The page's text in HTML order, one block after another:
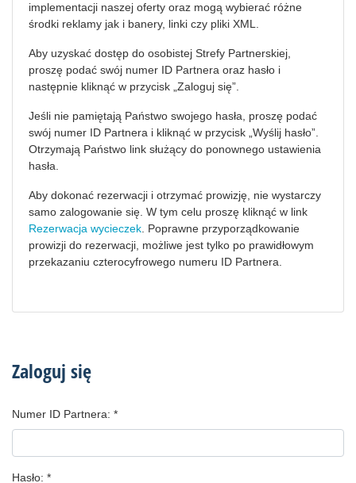
implementacji naszej oferty oraz mogą wybierać różne
środki reklamy jak i banery, linki czy pliki XML.
Aby uzyskać dostęp do osobistej Strefy Partnerskiej,
proszę podać swój numer ID Partnera oraz hasło i
następnie kliknąć w przycisk „Zaloguj się”.
Jeśli nie pamiętają Państwo swojego hasła, proszę podać
swój numer ID Partnera i kliknąć w przycisk „Wyślij hasło”.
Otrzymają Państwo link służący do ponownego ustawienia
hasła.
Aby dokonać rezerwacji i otrzymać prowizję, nie wystarczy
samo zalogowanie się. W tym celu proszę kliknąć w link
Rezerwacja wycieczek . Poprawne przyporządkowanie
prowizji do rezerwacji, możliwe jest tylko po prawidłowym
przekazaniu czterocyfrowego numeru ID Partnera.
Zaloguj się
Numer ID Partnera:
Hasło: